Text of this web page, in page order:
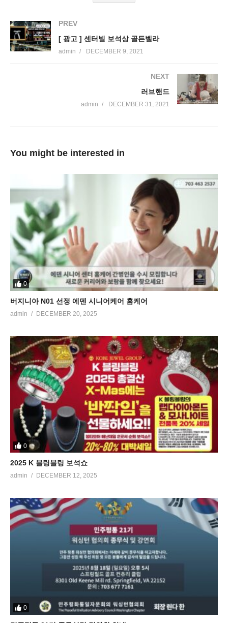
PREV
[ 광고 ] 센터빌 보석상 골든벨라
admin DECEMBER 9, 2021
NEXT
러브핸드
admin DECEMBER 31, 2021
You might be interested in
0
버지니아 N01 선정 에덴 시니어케어 홈케어
admin DECEMBER 20, 2025
0
2025 K 블링블링 보석쇼
admin DECEMBER 12, 2025
0